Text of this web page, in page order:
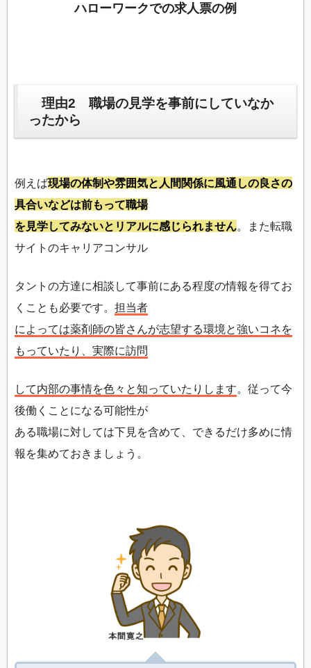
ハローワークでの求人票の例
理由2 職場の見学を事前にしていなか
ったから
例えば現場の体制や雰囲気と人間関係に風通しの良さの
具合いなどは前もって職場
を見学してみないとリアルに感じられません 。また転職
サイトのキャリアコンサル
タントの方達に相談して事前にある程度の情報を得てお
くことも必要です。 担当者
によっては薬剤師の皆さんが志望する環境と強いコネを
もっていたり、実際に訪問
して内部の事情を色々と知っていたりします。従って今
後働くことになる可能性が
ある職場に対しては下見を含めて、できるだけ多めに情
報を集めておきましょう。